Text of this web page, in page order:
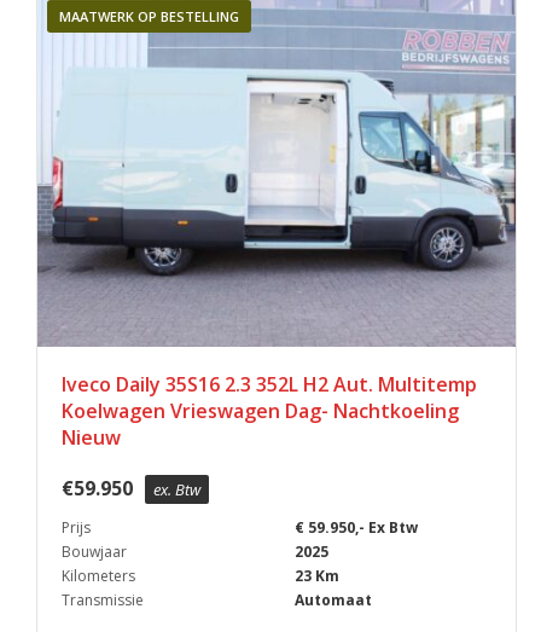
MAATWERK OP BESTELLING
Iveco Daily 35S16 2.3 352L H2 Aut. Multitemp
Koelwagen Vrieswagen Dag- Nachtkoeling
Nieuw
€59.950 ex. Btw
Prijs
€ 59.950,- Ex Btw
Bouwjaar
2025
Kilometers
23 Km
Transmissie
Automaat